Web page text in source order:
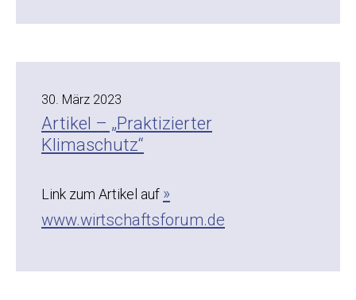
30. März 2023
Artikel – „Praktizierter
Klimaschutz“
Link zum Artikel auf
www.wirtschaftsforum.de